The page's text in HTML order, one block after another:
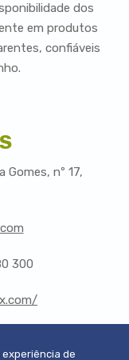
dos
em produtos
confiáveis
Gomes, nº 17,
300
de